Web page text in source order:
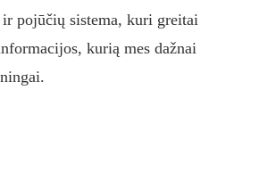
ir pojūčių sistema, kuri greitai
kurią mes dažnai